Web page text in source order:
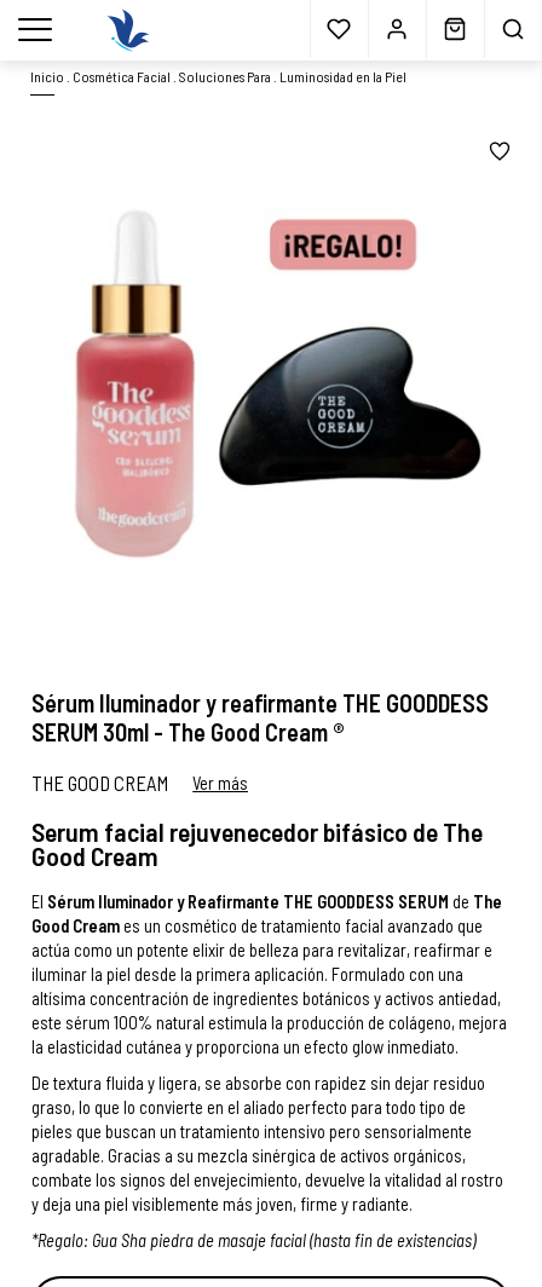
Envío gratisa partir 40€* Muestras gratis Blog
menu
Inicio Cosmética Facial .Soluciones Para Luminosidad en la Piel
Sérum Iluminador y reafirmante THE GOODDESS
SERUM 30ml - The Good Cream ®
THE GOOD CREAM Ver más
Serum facial rejuvenecedor bifásico de The
Good Cream
El Sérum Iluminador y Reafirmante THE GOODDESS SERUM de The
Good Creames un cosmético de tratamiento facial avanzado que
actúa como un potente elixir de belleza para revitalizar, reafirmar e
iluminar la piel desde la primera aplicación. Formulado con una
altísima concentración de ingredientes botánicos y activos antiedad,
este sérum 100% natural estimula la producción de colágeno, mejora
la elasticidad cutánea y proporciona un efecto glow inmediato.
De textura fluida y ligera, se absorbe con rapidez sin dejar residuo
graso, lo que lo convierte en el aliado perfecto para todo tipo de
pieles que buscan un tratamiento intensivo pero sensorialmente
agradable. Gracias a su mezcla sinérgica de activos orgánicos,
combate los signos del envejecimiento, devuelve la vitalidad al rostro
y deja una piel visiblemente más joven, firme y radiante.
*Regalo: Gua Sha piedra de masaje facial (hasta fin de existencias)